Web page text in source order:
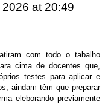
at 20:49
com todo o tabalho
cima de docentes que,
testes para aplicar e
aindam têm que preparar
eleborando previamente